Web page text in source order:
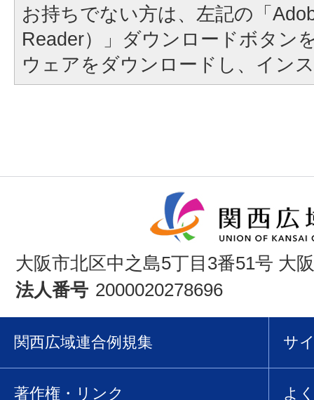
お持ちでない方は、左記の「
Reader）」ダウンロードボタン
ウェアをダウンロードし、イン
大阪市北区中之島5丁目3番51号 大
法人番号 2000020278696
関西広域連合例規集 サ
著作権・リンク よ